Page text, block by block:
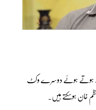
کے ہوتے ہوئے دوسرے وکٹ
خان ہوسکتے ہیں۔